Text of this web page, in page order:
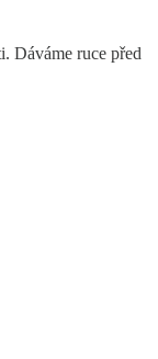
Dáváme ruce před